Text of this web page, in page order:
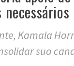
Kamala
sua